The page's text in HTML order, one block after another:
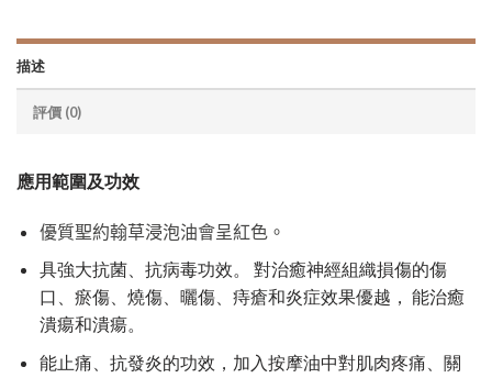
描述
評價 (0)
應用範圍及功效
優質聖約翰草浸泡油會呈紅色。
具強大抗菌、抗病毒功效。 對治癒神經組織損傷的傷
口、瘀傷、燒傷、曬傷、痔瘡和炎症效果優越， 能治癒
潰瘍和潰瘍。
能止痛、抗發炎的功效，加入按摩油中對肌肉疼痛、關